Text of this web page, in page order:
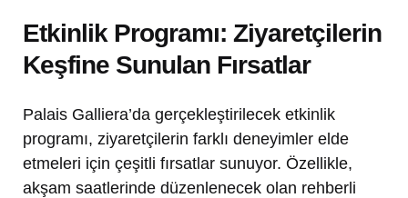
Etkinlik Programı: Ziyaretçilerin
Keşfine Sunulan Fırsatlar
Palais Galliera’da gerçekleştirilecek etkinlik
programı, ziyaretçilerin farklı deneyimler elde
etmeleri için çeşitli fırsatlar sunuyor. Özellikle,
akşam saatlerinde düzenlenecek olan rehberli